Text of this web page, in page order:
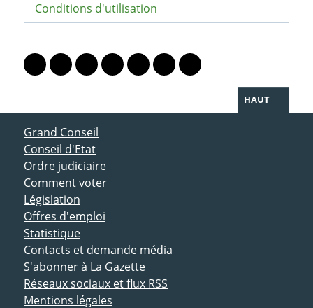
Conditions d'utilisation
Lien vers le profil Mastodon
Lien vers le profil Bluesky
Lien vers le profil Instagram
Lien vers le profil Linkedin
Lien vers le profil Facebook
Lien vers le profil Twitter
Partager par WhatsApp
HAUT
ACCÈS DIRECT
Grand Conseil
Conseil d'Etat
Ordre judiciaire
Comment voter
Législation
Offres d'emploi
Statistique
Contacts et demande média
S'abonner à La Gazette
Réseaux sociaux et flux RSS
Mentions légales